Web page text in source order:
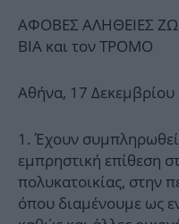
ΑΦΟΒΕΣ ΑΛΗΘΕΙΕΣ
ΒΙΑ και τον ΤΡΟΜΟ
Αθήνα, 17
1. Έχουν
εμπρηστική επίθεση
πολυκατοικίας, στην
όπου διαμένουμε ως